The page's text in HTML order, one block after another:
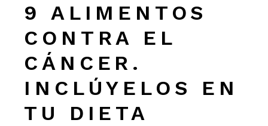
9 ALIMENTOS
CONTRA EL
CÁNCER.
INCLÚYELOS EN
TU DIETA